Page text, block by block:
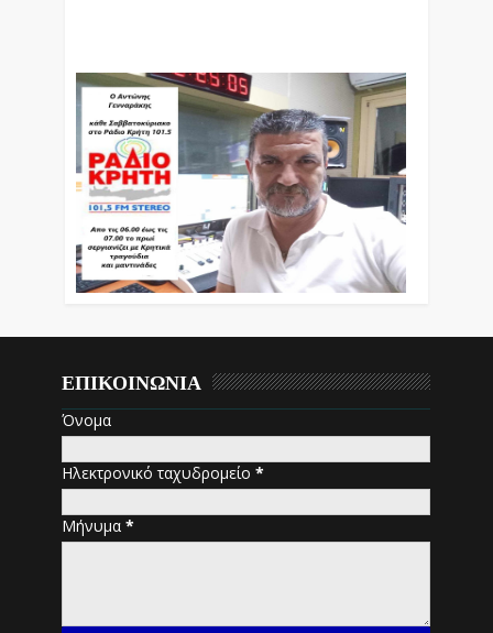
ΕΠΙΚΟΙΝΩΝΙΑ
Όνομα
Ηλεκτρονικό ταχυδρομείο*
Μήνυμα*